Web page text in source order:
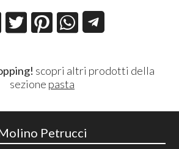
scopri altri prodotti della
sezione pasta
Petrucci